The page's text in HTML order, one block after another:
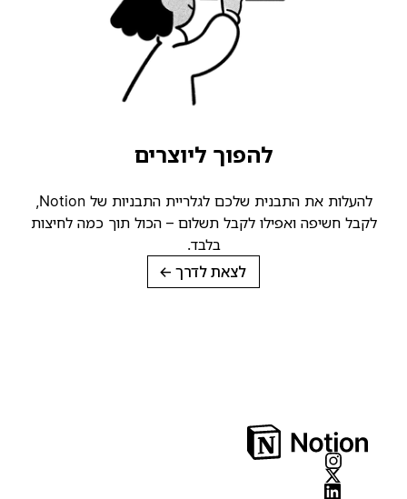
להפוך ליוצרים
להעלות את התבנית שלכם לגלריית התבניות של Notion,
לקבל חשיפה ואפילו לקבל תשלום – הכול תוך כמה לחיצות
בלבד.
לצאת לדרך→